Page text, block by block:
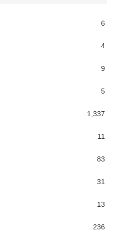
6
4
9
5
1,337
11
83
31
13
236